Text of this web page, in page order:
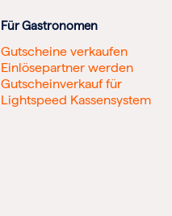
Für Gastronomen
Gutscheine verkaufen
Einlösepartner werden
Gutscheinverkauf für
Lightspeed Kassensystem